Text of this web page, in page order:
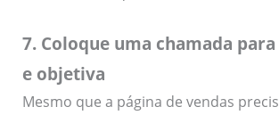
7. Coloque uma chamada
e objetiva
Mesmo que a página de vendas